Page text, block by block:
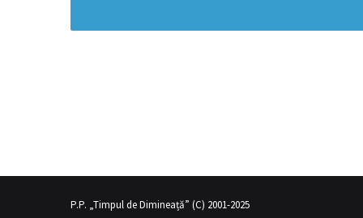
üvey annesi gibisex hikayeleriolduğunu fark eden genç adam
P.P. „Timpul de Dimineață” (C) 2001-2025